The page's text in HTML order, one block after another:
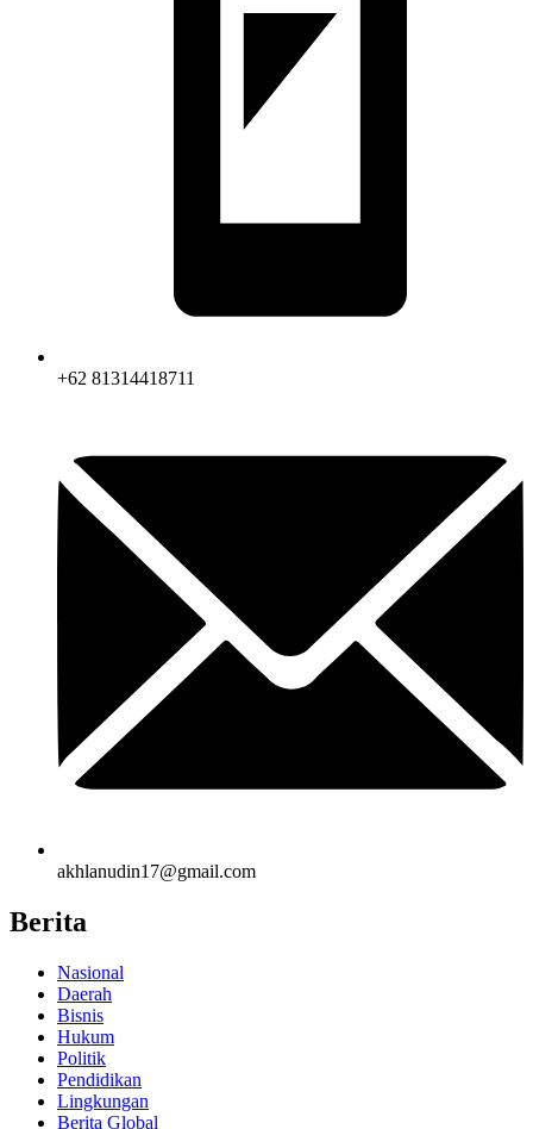
+62 81314418711
akhlanudin17@gmail.com
Berita
Nasional
Daerah
Bisnis
Hukum
Politik
Pendidikan
Lingkungan
Berita Global